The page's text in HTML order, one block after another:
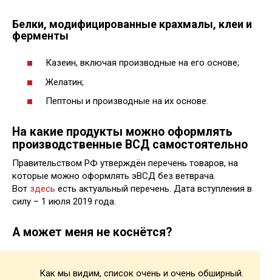
Белки, модифицированные крахмалы, клеи и
ферменты
Казеин, включая производные на его основе;
Желатин;
Пептоны и производные на их основе.
На какие продукты можно оформлять
производственные ВСД самостоятельно
Правительством РФ утверждён перечень товаров, на
которые можно оформлять эВСД без ветврача.
Вот здесь есть актуальный перечень. Дата вступления в
силу – 1 июля 2019 года.
А может меня не коснётся?
Как мы видим, список очень и очень обширный.